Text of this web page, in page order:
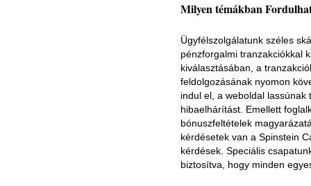
Milyen témákban
Ügyfélszolgálatunk széles
pénzforgalmi tranzakciókkal
kiválasztásában, a
feldolgozásának nyomon
indul el, a weboldal
hibaelhárítást. Emellett
bónuszfeltételek
kérdésetek van a Spinstein
kérdések. Speciális
biztosítva, hogy minden